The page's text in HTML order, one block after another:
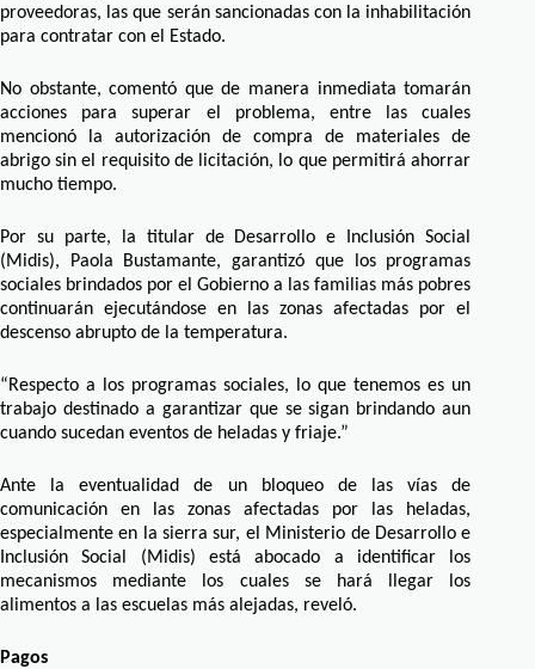
proveedoras, las que serán sancionadas con la inhabilitación
para contratar con el Estado.
No obstante, comentó que de manera inmediata tomarán
acciones para superar el problema, entre las cuales
mencionó la autorización de compra de materiales de
abrigo sin el requisito de licitación, lo que permitirá ahorrar
mucho tiempo.
Por su parte, la titular de Desarrollo e Inclusión Social
(Midis), Paola Bustamante, garantizó que los programas
sociales brindados por el Gobierno a las familias más pobres
continuarán ejecutándose en las zonas afectadas por el
descenso abrupto de la temperatura.
“Respecto a los programas sociales, lo que tenemos es un
trabajo destinado a garantizar que se sigan brindando aun
cuando sucedan eventos de heladas y friaje.”
Ante la eventualidad de un bloqueo de las vías de
comunicación en las zonas afectadas por las heladas,
especialmente en la sierra sur, el Ministerio de Desarrollo e
Inclusión Social (Midis) está abocado a identificar los
mecanismos mediante los cuales se hará llegar los
alimentos a las escuelas más alejadas, reveló.
Pagos